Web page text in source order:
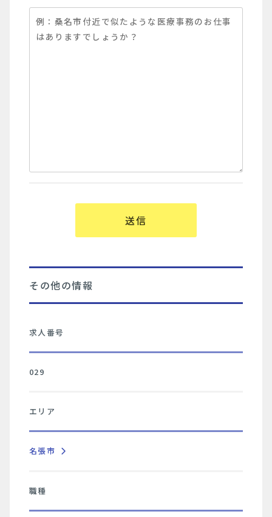
その他の情報
求人番号
029
エリア
名張市
職種